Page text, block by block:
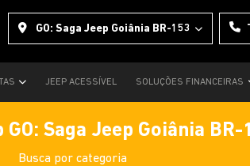
GO: Saga Jeep Goiânia BR-153
JEEP ACESSÍVEL SOLUÇÕES FINANCEIRAS
GO: Saga Jeep Goiânia BR-
Busca por categoria